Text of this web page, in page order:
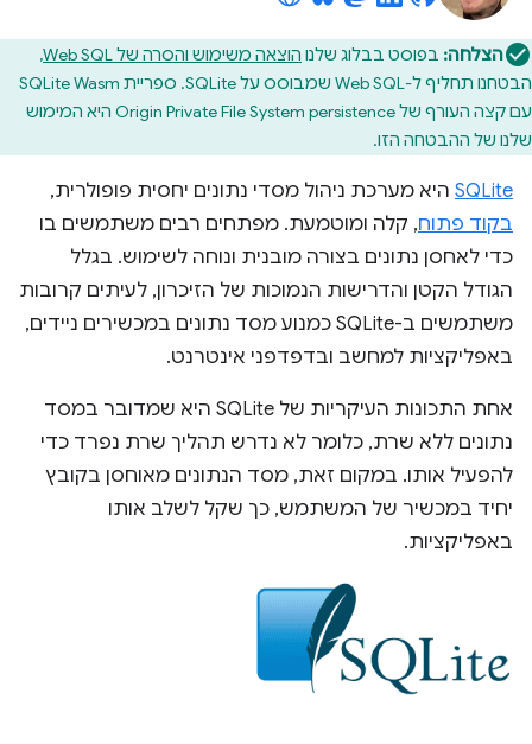
הצלחה: בפוסט בבלוג שלנו הוצאה משימוש והסרה של Web SQL
,
הבטחנו תחליף ל-Web SQL שמבוסס על SQLite. ספריית SQLite Wasm
עם קצה העורף של Origin Private File System persistence היא המימוש
שלנו של ההבטחה הזו.
SQLite היא מערכת ניהול מסדי נתונים יחסית פופולרית,
בקוד פתוח, קלה ומוטמעת. מפתחים רבים משתמשים בו
כדי לאחסן נתונים בצורה מובנית ונוחה לשימוש. בגלל
הגודל הקטן והדרישות הנמוכות של הזיכרון, לעיתים קרובות
משתמשים ב-SQLite כמנוע מסד נתונים במכשירים ניידים,
באפליקציות למחשב ובדפדפני אינטרנט.
אחת התכונות העיקריות של SQLite היא שמדובר במסד
נתונים ללא שרת, כלומר לא נדרש תהליך שרת נפרד כדי
להפעיל אותו. במקום זאת, מסד הנתונים מאוחסן בקובץ
יחיד במכשיר של המשתמש, כך שקל לשלב אותו
באפליקציות.